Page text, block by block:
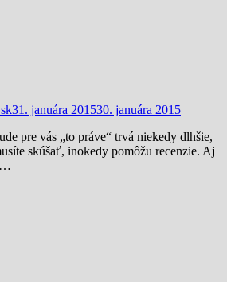
31. januára 201530. januára 2015
pre vás „to práve“ trvá niekedy dlhšie,
skúšať, inokedy pomôžu recenzie. Aj
…